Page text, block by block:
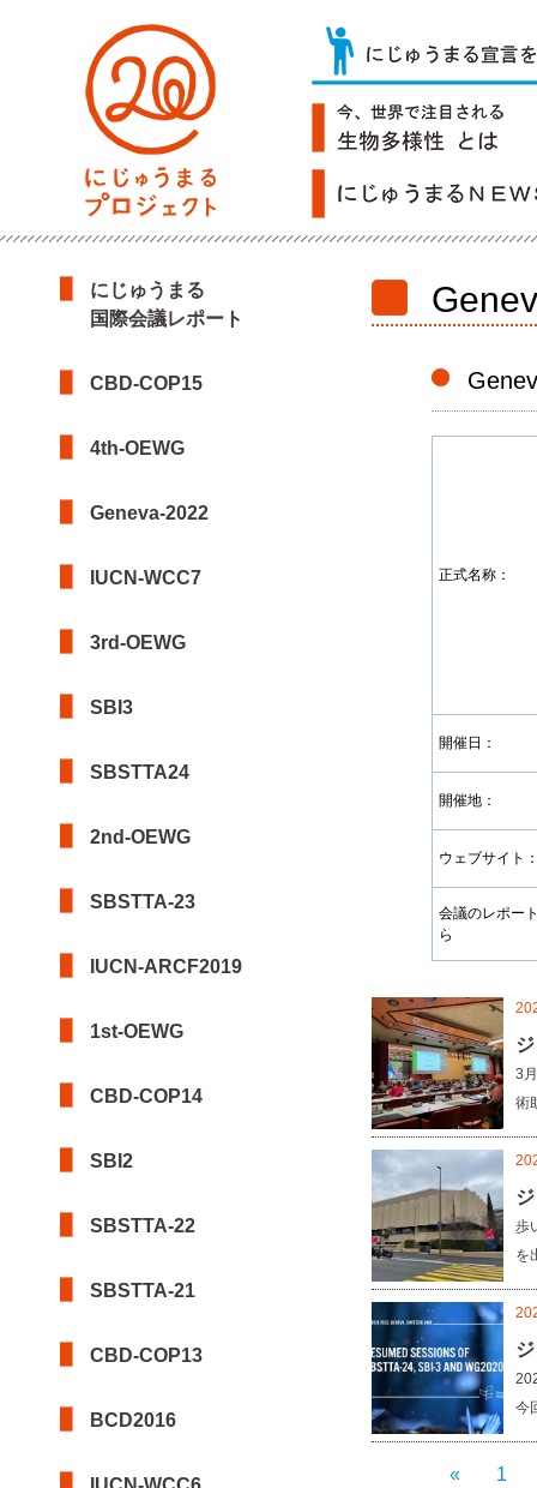
にじゅうまる
国際会議レポート
CBD-COP15
4th-OEWG
Geneva-2022
IUCN-WCC7
3rd-OEWG
SBI3
SBSTTA24
2nd-OEWG
SBSTTA-23
IUCN-ARCF2019
1st-OEWG
CBD-COP14
SBI2
SBSTTA-22
SBSTTA-21
CBD-COP13
BCD2016
正式名称：
開催日：
開催地：
ウェブサイト
会議のレポー
ら
3
術
歩
を
今
« 1